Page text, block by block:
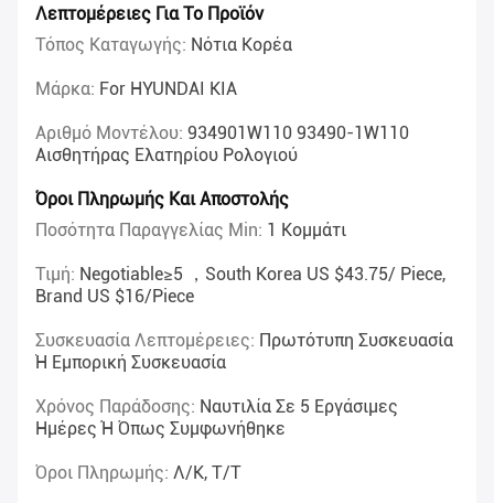
Λεπτομέρειες Για Το Προϊόν
Τόπος Καταγωγής: Νότια Κορέα
Μάρκα: For HYUNDAI KIA
Αριθμό Μοντέλου: 934901W110 93490-1W110
Αισθητήρας Ελατηρίου Ρολογιού
Όροι Πληρωμής Και Αποστολής
Ποσότητα Παραγγελίας Min: 1 Κομμάτι
Τιμή: Negotiable≥5 ，South Korea US $43.75/ Piece,
Brand US $16/piece
Συσκευασία Λεπτομέρειες: Πρωτότυπη Συσκευασία
Ή Εμπορική Συσκευασία
Χρόνος Παράδοσης: Ναυτιλία Σε 5 Εργάσιμες
Ημέρες Ή Όπως Συμφωνήθηκε
Όροι Πληρωμής: Λ/Κ, Τ/Τ